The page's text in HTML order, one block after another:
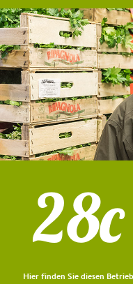
28c
Hier finden Sie diesen Betrieb